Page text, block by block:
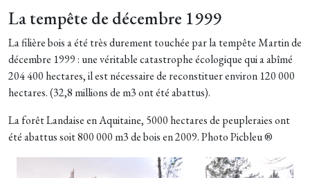
La tempête de décembre 1999
La filière bois a été très durement touchée par la tempête Martin de
décembre 1999 : une véritable catastrophe écologique qui a abîmé
204 400 hectares, il est nécessaire de reconstituer environ 120 000
hectares. (32,8 millions de m3 ont été abattus).
La forêt Landaise en Aquitaine, 5000 hectares de peupleraies ont
été abattus soit 800 000 m3 de bois en 2009. Photo Picbleu ®